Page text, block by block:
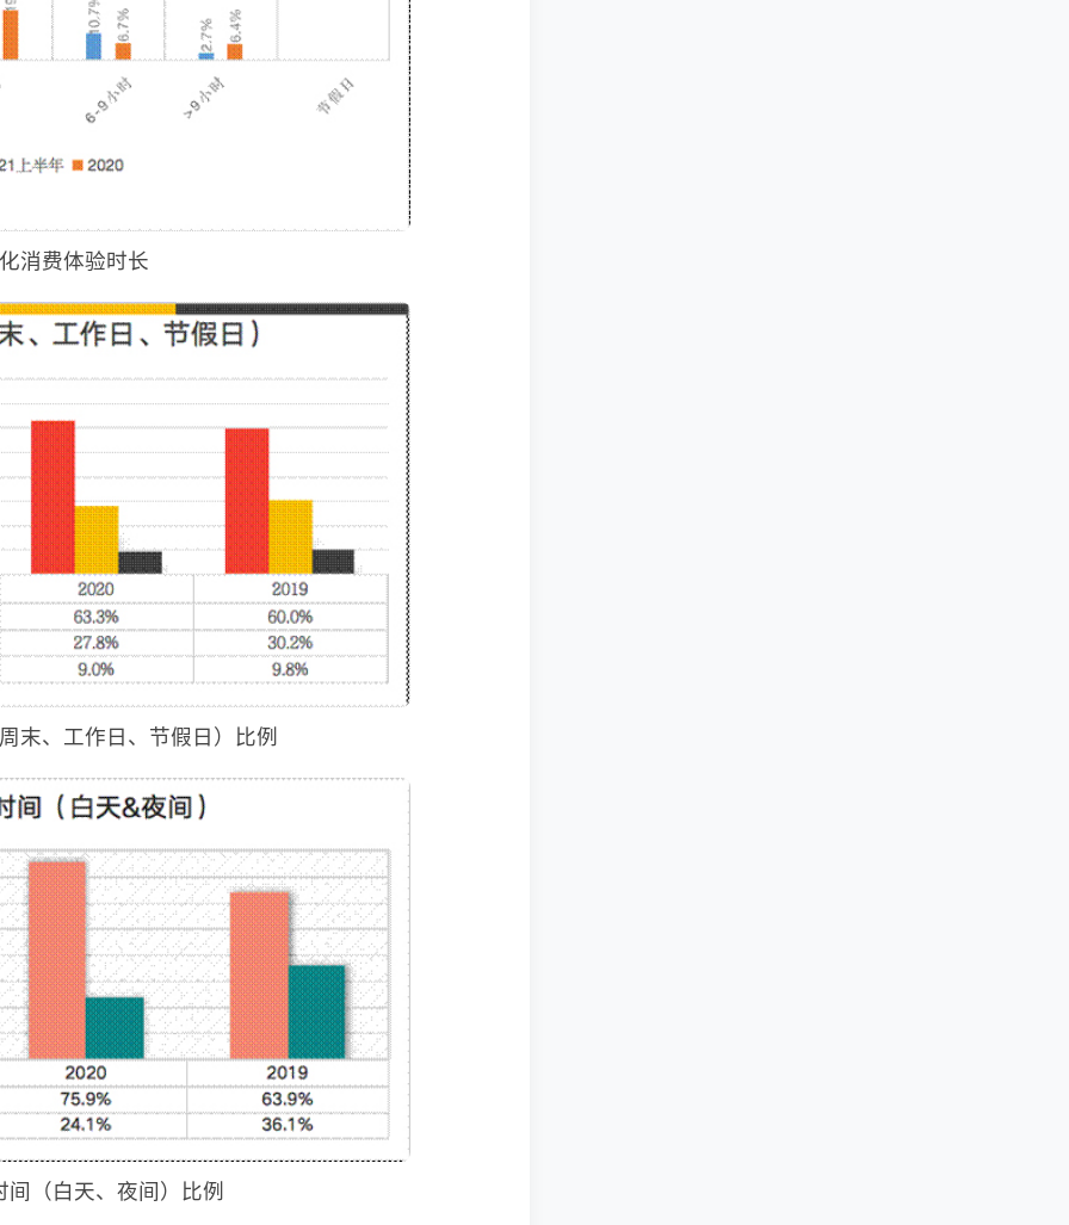
消费体验时长
末、工作日、节假日）比例
（白天、夜间）比例